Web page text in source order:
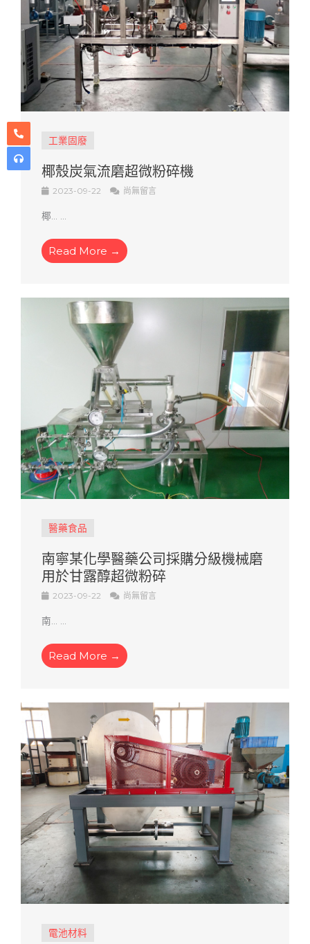
工業固廢
椰殼炭氣流磨超微粉碎機
2023-09-22 尚無留言
椰... ...
Read More →
醫藥食品
南寧某化學醫藥公司採購分級機械磨
用於甘露醇超微粉碎
2023-09-22 尚無留言
南... ...
Read More →
電池材料